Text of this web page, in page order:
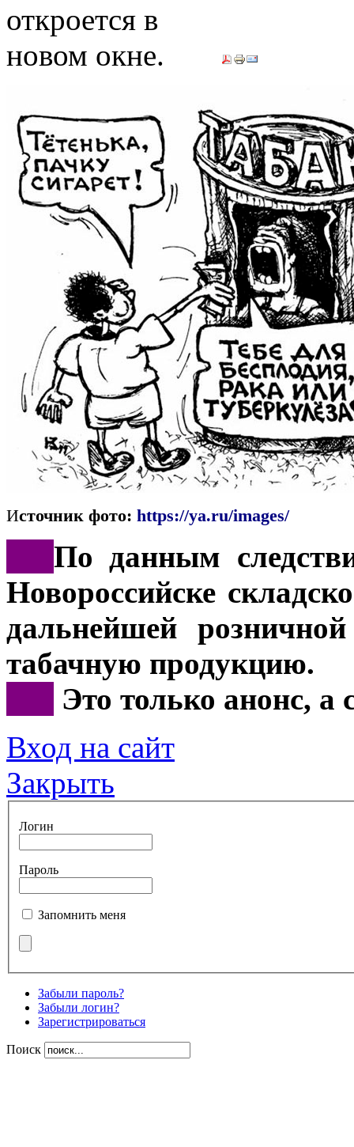
Источник фото: https://ya.ru/images/
По данным
Новороссийске
дальнейшей
табачную продукцию.
Это только анонс, а
Вход на сайт
Закрыть
Логин
Пароль
Запомнить меня
Забыли пароль?
Забыли логин?
Зарегистрироваться
Поиск